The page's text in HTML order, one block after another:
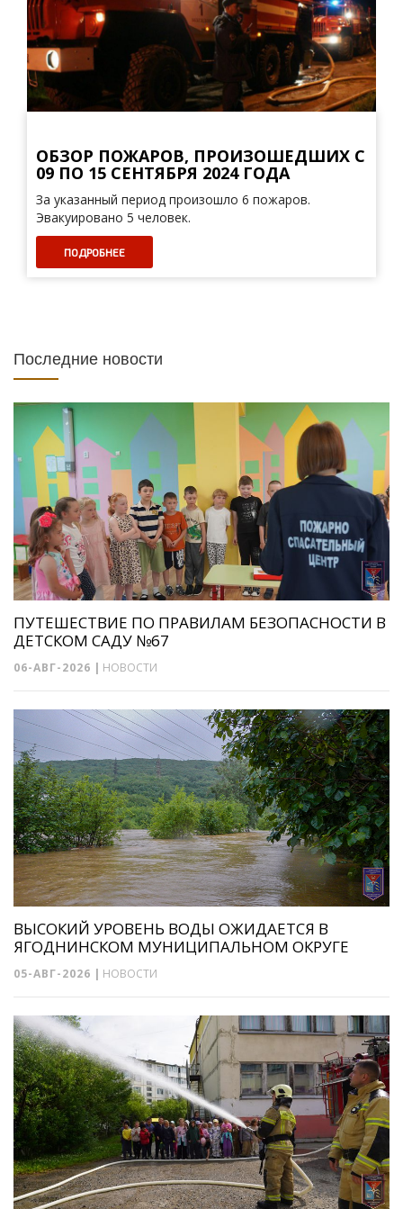
ОБЗОР ПОЖАРОВ, ПРОИЗОШЕДШИХ С
09 ПО 15 СЕНТЯБРЯ 2024 ГОДА
За указанный период произошло 6 пожаров.
Эвакуировано 5 человек.
ПОДРОБНЕЕ
Последние новости
ПУТЕШЕСТВИЕ ПО ПРАВИЛАМ БЕЗОПАСНОСТИ В
ДЕТСКОМ САДУ №67
06-АВГ-2026 | НОВОСТИ
ВЫСОКИЙ УРОВЕНЬ ВОДЫ ОЖИДАЕТСЯ В
ЯГОДНИНСКОМ МУНИЦИПАЛЬНОМ ОКРУГЕ
05-АВГ-2026 | НОВОСТИ